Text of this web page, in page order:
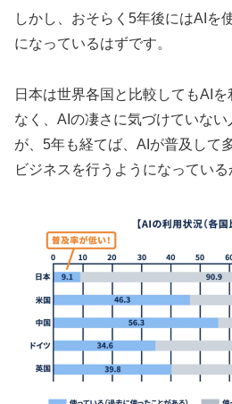
しかし、おそらく5年後にはAIを
になっているはずです。
日本は世界各国と比較してもAI
なく、AIの凄さに気づけていな
が、5年も経てば、AIが普及して
ビジネスを行うようになっている